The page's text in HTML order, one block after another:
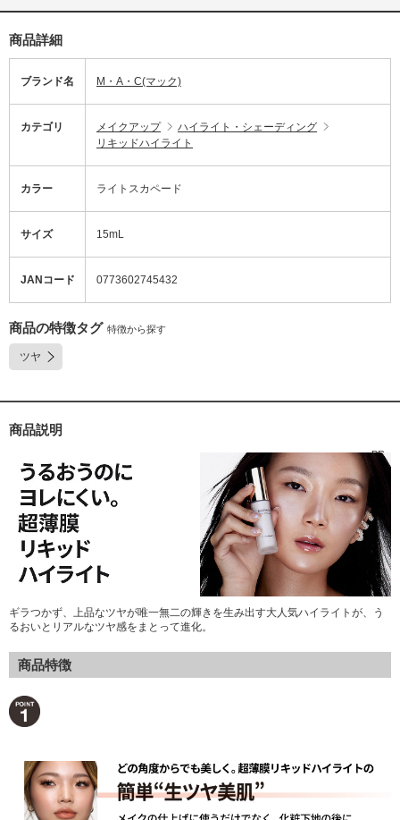
商品詳細
ブランド名 M・A・C(マック)
カテゴリ メイクアップ
ハイライト・シェーディング
リキッドハイライト
カラー ライトスカペード
サイズ 15mL
JANコード 0773602745432
商品の特徴タグ 特徴から探す
ツヤ
商品説明
- PR -
ギラつかず、上品なツヤが唯一無二の輝きを生み出す大人気ハイライトが、う
るおいとリアルなツヤ感をまとって進化。
商品特徴